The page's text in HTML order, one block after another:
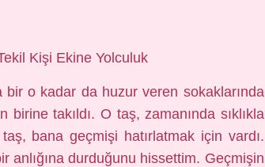
Kişi Ekine Yolculuk
bir o kadar da huzur veren sokaklarında
takıldı. O taş, zamanında sıklıkla
bana geçmişi hatırlatmak için vardı.
anlığına durduğunu hissettim. Geçmişin